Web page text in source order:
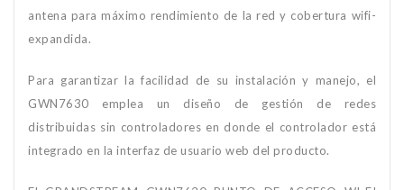
antena para máximo rendimiento de la red y cobertura wifi-
expandida.
Para garantizar la facilidad de su instalación y manejo, el
GWN7630 emplea un diseño de gestión de redes
distribuidas sin controladores en donde el controlador está
integrado en la interfaz de usuario web del producto.